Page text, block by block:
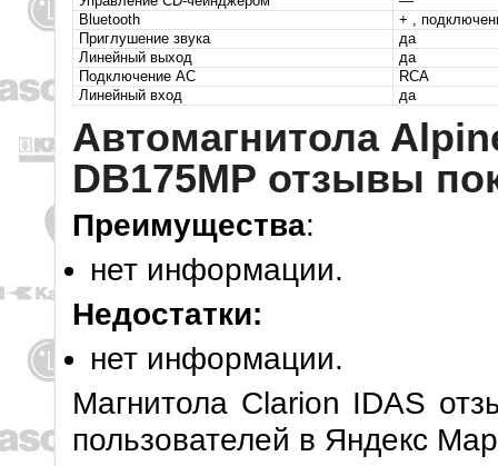
Bluetooth
+ ,
Приглушение звука
да
Линейный выход
да
Подключение АС
RCA
Линейный вход
да
Автомагнитола
DB175MP отзывы
Преимущества:
нет информации.
Недостатки:
нет информации.
Магнитола Clarion IDAS
пользователей в Яндекс